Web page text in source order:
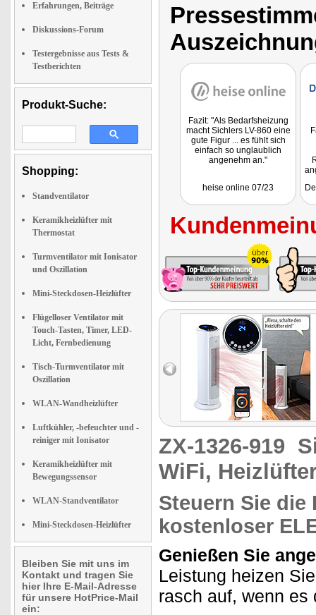
Erfahrungen, Beiträge
Diskussions-Forum
Testergebnisse aus Tests &
Testberichten
Produkt-Suche:
Shopping:
Standventilator
Keramikheizlüfter mit
Thermostat
Turmventilator mit Ionisator
und Oszillation
Mini-Steckdosen-Heizlüfter
Flügelloser Ventilator mit
Touch-Tasten, Timer, LED-
Licht, Fernbedienung
Tisch-Turmventilator mit
Oszillation
WLAN-Wandheizlüfter
Luftkühler, -befeuchter und -
reiniger mit Ionisator
Keramikheizlüfter mit
Bewegungssensor
WLAN-Standventilator
Mini-Steckdosen-Heizlüfter
Bleiben Sie mit uns im
Kontakt und tragen Sie
hier Ihre E-Mail-Adresse
für unsere HotPrice-Mail
ein:
Fazit: "Als Bedarfsheizung
macht Sichlers LV-860 eine
gute Figur ... es fühlt sich
einfach so unglaublich
angenehm an."
heise online 07/23
ZX-1326-919
WiFi,
Steuern Sie die
kostenloser
Genießen Sie
Leistung heizen
rasch auf, wenn